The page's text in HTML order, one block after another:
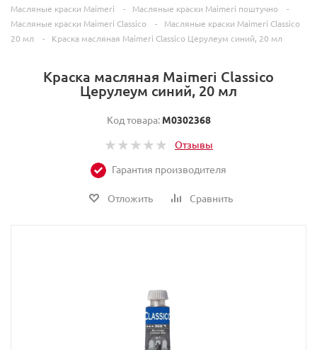
Масляные краски Maimeri
- Масляные краски Maimeri поштучно
-
Масляные краски Maimeri Classico
-
Масляные краски Maimeri Classico
20 мл
- Краска масляная Maimeri Classico Церулеум синий, 20 мл
Краска масляная Maimeri Classico
Церулеум синий, 20 мл
Код товара: M0302368
Отзывы
Гарантия производителя
Отложить Сравнить